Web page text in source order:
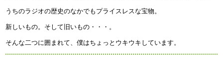
うちのラジオの歴史のなかでもプライスレスな宝物。
新しいもの。そして旧いもの・・・。
そんな二つに囲まれて、僕はちょっとウキウキしています。